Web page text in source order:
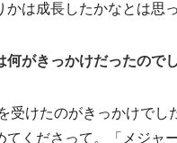
は成長したかなとは思
がきっかけだったので
けたのがきっかけでし
てくださって。「メジ